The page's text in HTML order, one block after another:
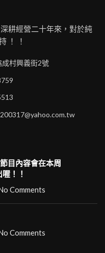
耕經營二十年來，對於純
！ ！
村興義街2號
目內容會在本周
！！
Comments
Comments